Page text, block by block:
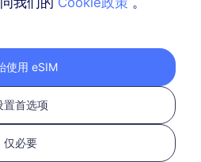
使用 eSIM
置首选项
仅必要